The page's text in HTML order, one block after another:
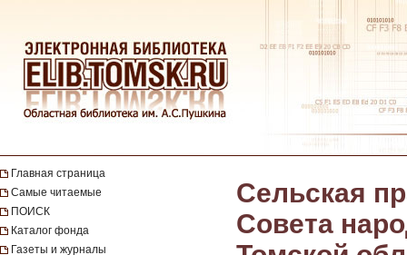
Главная страница
Самые читаемые
ПОИСК
Каталог фонда
Газеты и журналы
Сельская
Совета